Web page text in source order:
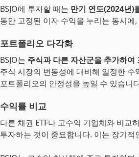
BSJO에 투자할 때는 만기 연도(2024년)
동안 고정된 이자 수익을 누리는 동시
포트폴리오 다각화
BSJO는 주식과 다른 자산군을 추가하여
주식 시장의 변동성에 대비해 일정한 수
포트폴리오의 안정성을 높일 수 있습니
수익률 비교
다른 채권 ETF나 고수익 기업체와 비교
투자하는 것이 중요합니다. 이는 장기